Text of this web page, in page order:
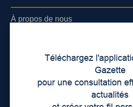
Téléchargez
Gazette
pour une consultation
actualités
À propos de nous
Lieux de distribution